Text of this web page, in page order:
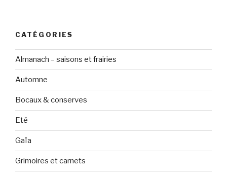
CATÉGORIES
Almanach – saisons et frairies
Automne
Bocaux & conserves
Eté
Gaïa
Grimoires et carnets